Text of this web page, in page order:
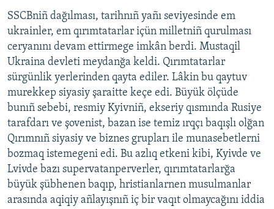
SSCBniñ dağılması, tarihnıñ yañı seviyesinde em
ukrainler, em qırımtatarlar içün milletniñ qurulması
ceryanını devam ettirmege imkân berdi. Mustaqil
Ukraina devleti meydanğa keldi. Qırımtatarlar
sürgünlik yerlerinden qayta ediler. Lâkin bu qaytuv
murekkep siyasiy şaraitte keçe edi. Büyük ölçüde
bunıñ sebebi, resmiy Kyivniñ, ekseriy qısmında Rusiye
tarafdarı ve şovenist, bazan ise temiz ırqçı baqışlı olğan
Qırımnıñ siyasiy ve biznes grupları ile munasebetlerni
bozmaq istemegeni edi. Bu azlıq etkeni kibi, Kyivde ve
Lvivde bazı supervatanperverler, qırımtatarlarğa
büyük şübhenen baqıp, hristianlarnen musulmanlar
arasında aqiqiy añlayışnıñ iç bir vaqıt olmaycağını iddia